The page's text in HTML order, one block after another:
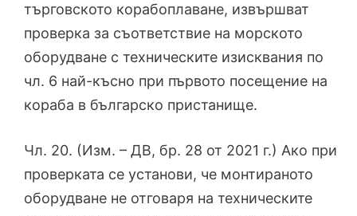
търговското корабоплаване, извършват
проверка за съответствие на морското
оборудване с техническите изисквания по
чл. 6 най-късно при първото посещение на
кораба в българско пристанище.
Чл. 20. (Изм. – ДВ, бр. 28 от 2021 г.) Ако при
проверката се установи, че монтираното
оборудване не отговаря на техническите